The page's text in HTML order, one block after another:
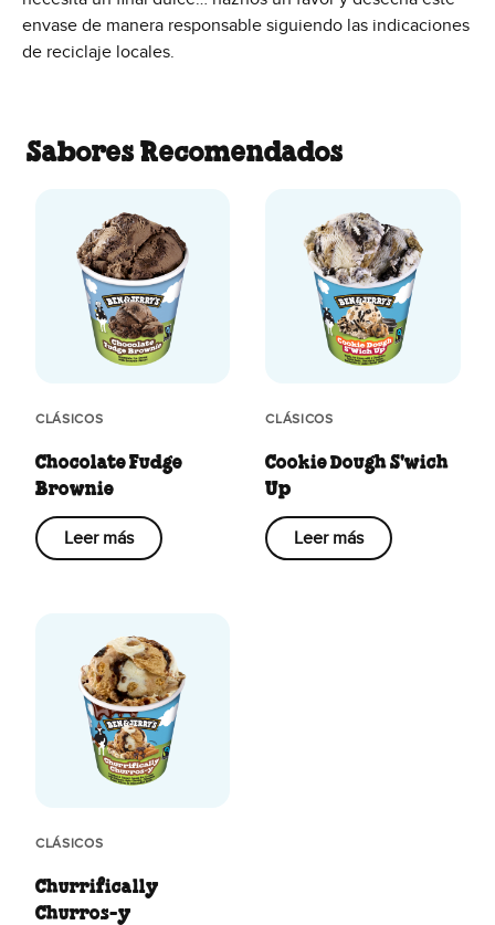
envase de manera responsable siguiendo las indicaciones
de reciclaje locales.
Sabores Recomendados
CLÁSICOS
Chocolate Fudge
Brownie
Leer más
CLÁSICOS
Cookie Dough S'wich
Up
Leer más
CLÁSICOS
Churrifically
Churros-y